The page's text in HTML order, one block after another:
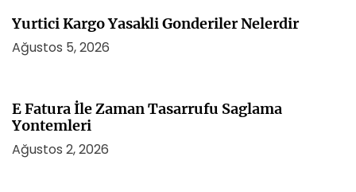
Yurtici Kargo Yasakli Gonderiler Nelerdir
Ağustos 5, 2026
E Fatura İle Zaman Tasarrufu Saglama
Yontemleri
Ağustos 2, 2026